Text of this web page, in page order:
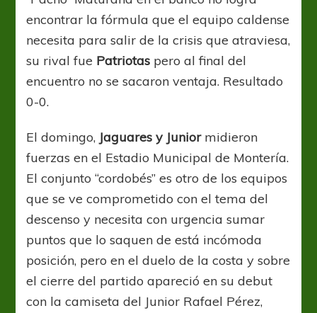
encontrar la fórmula que el equipo caldense
necesita para salir de la crisis que atraviesa,
su rival fue Patriotas pero al final del
encuentro no se sacaron ventaja. Resultado
0-0.
El domingo, Jaguares y Juniormidieron
fuerzas en el Estadio Municipal de Montería.
El conjunto “cordobés” es otro de los equipos
que se ve comprometido con el tema del
descenso y necesita con urgencia sumar
puntos que lo saquen de está incómoda
posición, pero en el duelo de la costa y sobre
el cierre del partido apareció en su debut
con la camiseta del Junior Rafael Pérez,